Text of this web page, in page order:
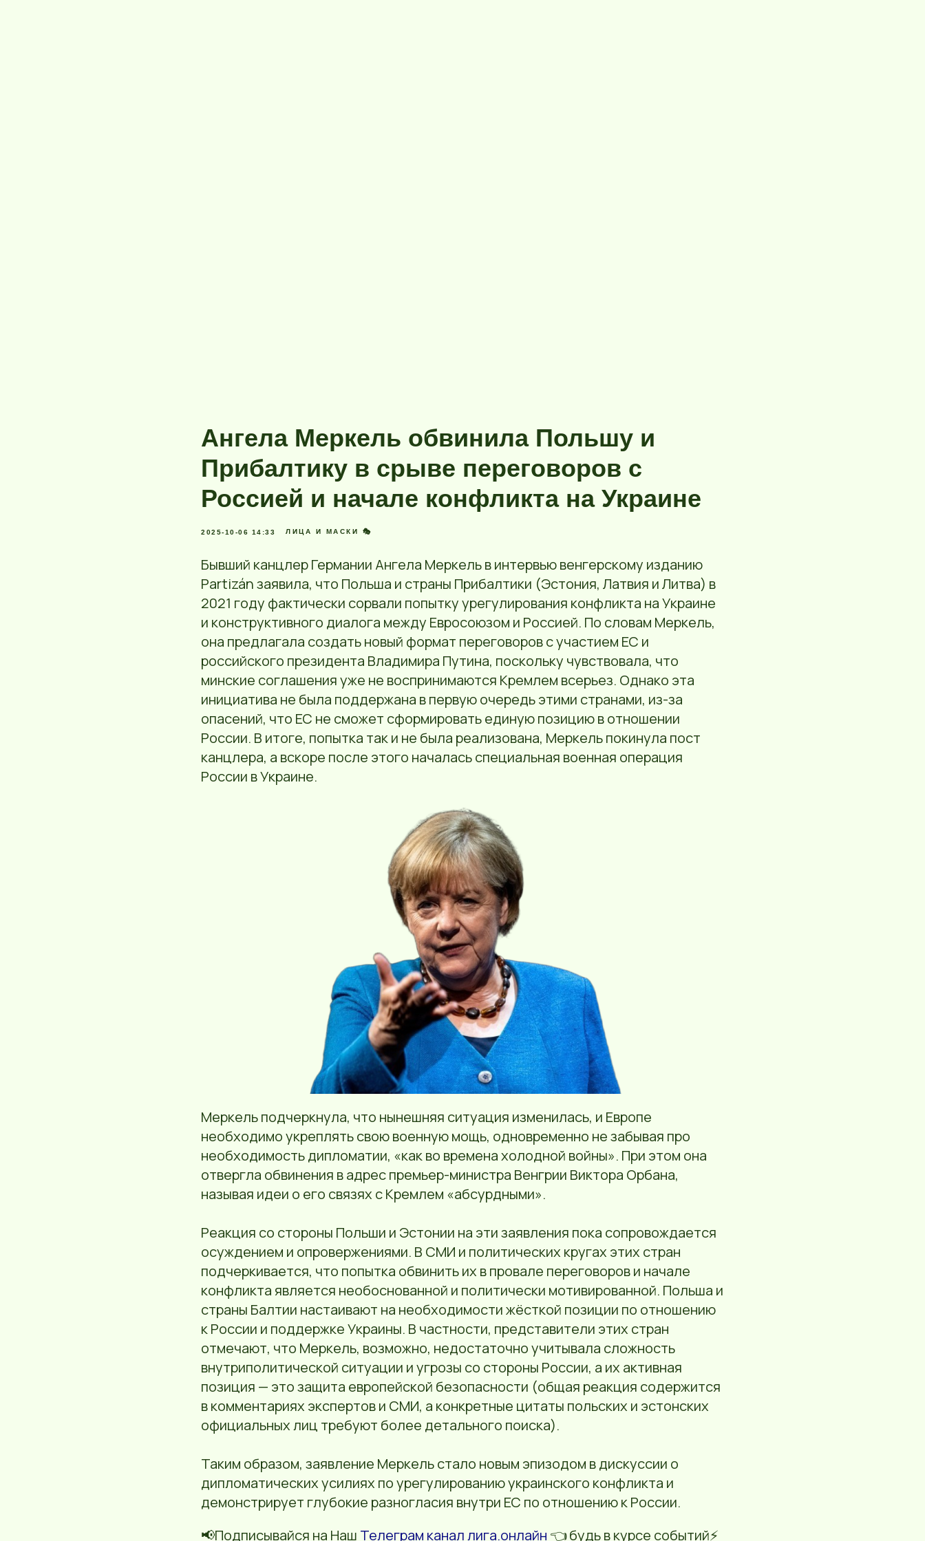
Ангела Меркель обвинила Польшу и
Прибалтику в срыве переговоров с
Россией и начале конфликта на Украине
2025-10-06 14:33 ЛИЦА И МАСКИ 🎭
Бывший канцлер Германии Ангела Меркель в интервью венгерскому изданию
Partizán заявила, что Польша и страны Прибалтики (Эстония, Латвия и Литва) в
2021 году фактически сорвали попытку урегулирования конфликта на Украине
и конструктивного диалога между Евросоюзом и Россией. По словам Меркель,
она предлагала создать новый формат переговоров с участием ЕС и
российского президента Владимира Путина, поскольку чувствовала, что
минские соглашения уже не воспринимаются Кремлем всерьез. Однако эта
инициатива не была поддержана в первую очередь этими странами, из-за
опасений, что ЕС не сможет сформировать единую позицию в отношении
России. В итоге, попытка так и не была реализована, Меркель покинула пост
канцлера, а вскоре после этого началась специальная военная операция
России в Украине.
Меркель подчеркнула, что нынешняя ситуация изменилась, и Европе
необходимо укреплять свою военную мощь, одновременно не забывая про
необходимость дипломатии, «как во времена холодной войны». При этом она
отвергла обвинения в адрес премьер-министра Венгрии Виктора Орбана,
называя идеи о его связях с Кремлем «абсурдными».
Реакция со стороны Польши и Эстонии на эти заявления пока сопровождается
осуждением и опровержениями. В СМИ и политических кругах этих стран
подчеркивается, что попытка обвинить их в провале переговоров и начале
конфликта является необоснованной и политически мотивированной. Польша и
страны Балтии настаивают на необходимости жёсткой позиции по отношению
к России и поддержке Украины. В частности, представители этих стран
отмечают, что Меркель, возможно, недостаточно учитывала сложность
внутриполитической ситуации и угрозы со стороны России, а их активная
позиция — это защита европейской безопасности (общая реакция содержится
в комментариях экспертов и СМИ, а конкретные цитаты польских и эстонских
официальных лиц требуют более детального поиска).
Таким образом, заявление Меркель стало новым эпизодом в дискуссии о
дипломатических усилиях по урегулированию украинского конфликта и
демонстрирует глубокие разногласия внутри ЕС по отношению к России.
📢Подписывайся на Наш Телеграм канал лига.онлайн 👈 будь в курсе событий⚡️